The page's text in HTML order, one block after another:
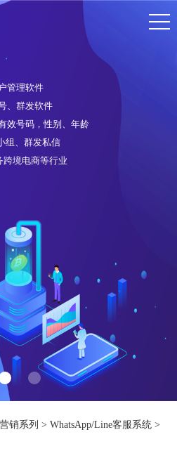
管理软件
、群发软件
效号码，性别、年龄
组、群发私信
跨境电商等行业
销系列 >WhatsApp/Line客服系统 >